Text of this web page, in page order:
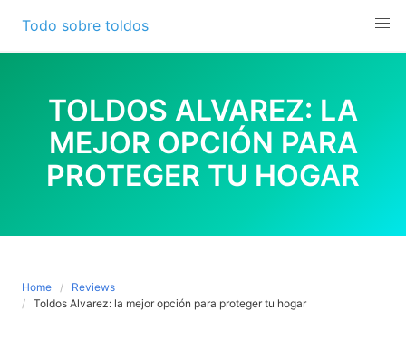
content
Todo sobre toldos
TOLDOS ALVAREZ: LA
MEJOR OPCIÓN PARA
PROTEGER TU HOGAR
Home
Reviews
Toldos Alvarez: la mejor opción para proteger tu hogar